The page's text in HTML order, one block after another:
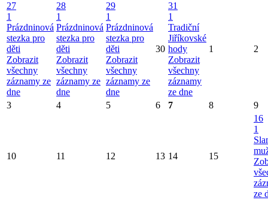
27
1
Prázdninová
stezka pro
děti
Zobrazit
všechny
záznamy ze
dne
28
1
Prázdninová
stezka pro
děti
Zobrazit
všechny
záznamy ze
dne
29
1
Prázdninová
stezka pro
děti
Zobrazit
všechny
záznamy ze
dne
30
31
1
Tradiční
Jiříkovské
hody
Zobrazit
všechny
záznamy
ze dne
1 2
3 4 5 6 7 8 9
10 11 12 13 14 15
16
1
ze